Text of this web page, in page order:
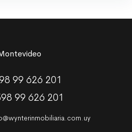
99 626 201
99 626 201